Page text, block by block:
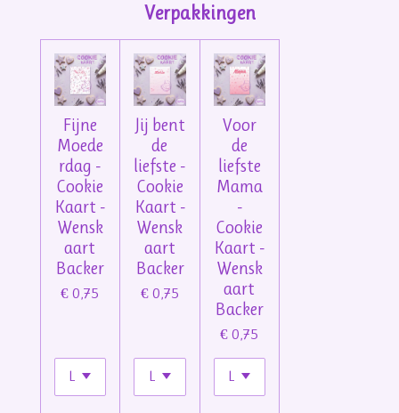
Verpakkingen
Fijne
Moede
rdag -
Cookie
Kaart -
Wensk
aart
Backer
€ 0,75
Jij bent
de
liefste -
Cookie
Kaart -
Wensk
aart
Backer
€ 0,75
Voor
de
liefste
Mama
-
Cookie
Kaart -
Wensk
aart
Backer
€ 0,75